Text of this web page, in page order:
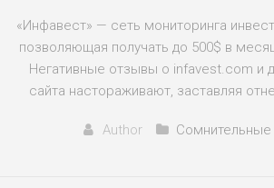
«Инфавест» — сеть мониторинга
позволяющая получать до 500$ в
Негативные отзывы о infavest.com и
сайта настораживают, заставляя
Author Сомнительные